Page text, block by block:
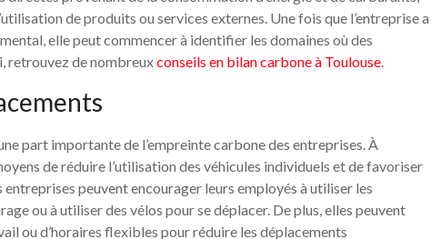
de produits ou services externes. Une fois que l’entreprise a
elle peut commencer à identifier les domaines où des
retrouvez de nombreuxconseils en bilan carbone à Toulouse
part importante de l’empreinte carbone des entreprises. À
de réduire l’utilisation des véhicules individuels et de favoriser
peuvent encourager leurs employés à utiliser les
ou à utiliser des vélos pour se déplacer. De plus, elles peuvent
ou d’horaires flexibles pour réduire les déplacements